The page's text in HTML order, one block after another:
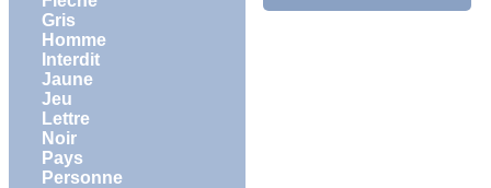
Gris
Homme
Interdit
Jaune
Jeu
Lettre
Noir
Pays
Personne